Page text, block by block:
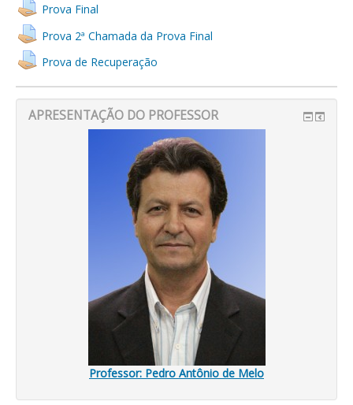
Prova Final
Prova 2ª Chamada da Prova Final
Prova de Recuperação
APRESENTAÇÃO DO PROFESSOR
Professor: Pedro Antônio de Melo